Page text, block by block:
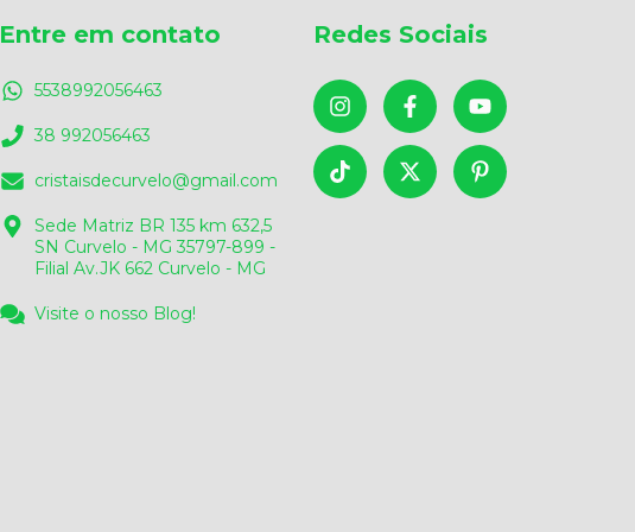
Entre em contato
5538992056463
38 992056463
cristaisdecurvelo@gmail.com
Sede Matriz BR 135 km 632,5
SN Curvelo - MG 35797-899 -
Filial Av.JK 662 Curvelo - MG
Visite o nosso Blog!
Redes Sociais